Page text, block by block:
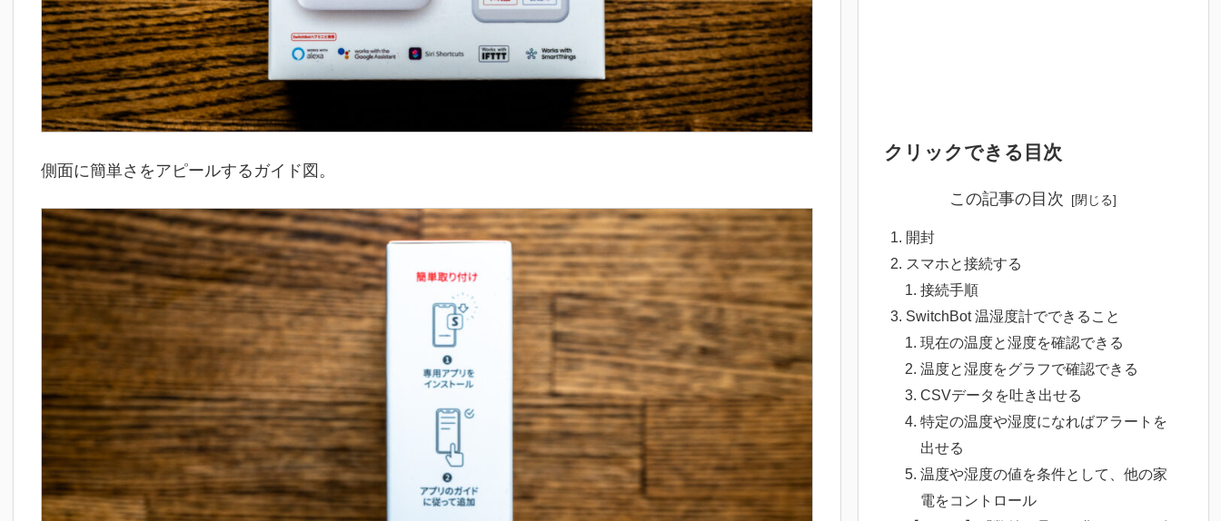
側面に簡単さをアピールするガイド図。
クリックできる目次
この記事の目次
開封
スマホと接続する
接続手順
SwitchBot 温湿度計でできること
現在の温度と湿度を確認できる
温度と湿度をグラフで確認できる
CSVデータを吐き出せる
特定の温度や湿度になればアラートを
出せる
温度や湿度の値を条件として、他の家
電をコントロール